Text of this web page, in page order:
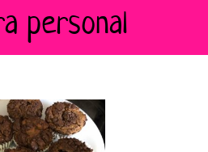
personal